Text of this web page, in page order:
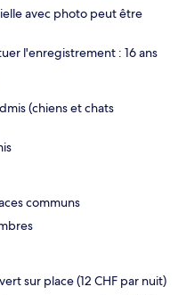
avec photo peut être
l'enregistrement : 16 ans
(chiens et chats
communs
sur place (12 CHF par nuit)